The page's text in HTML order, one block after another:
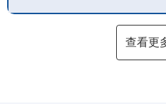
查看更